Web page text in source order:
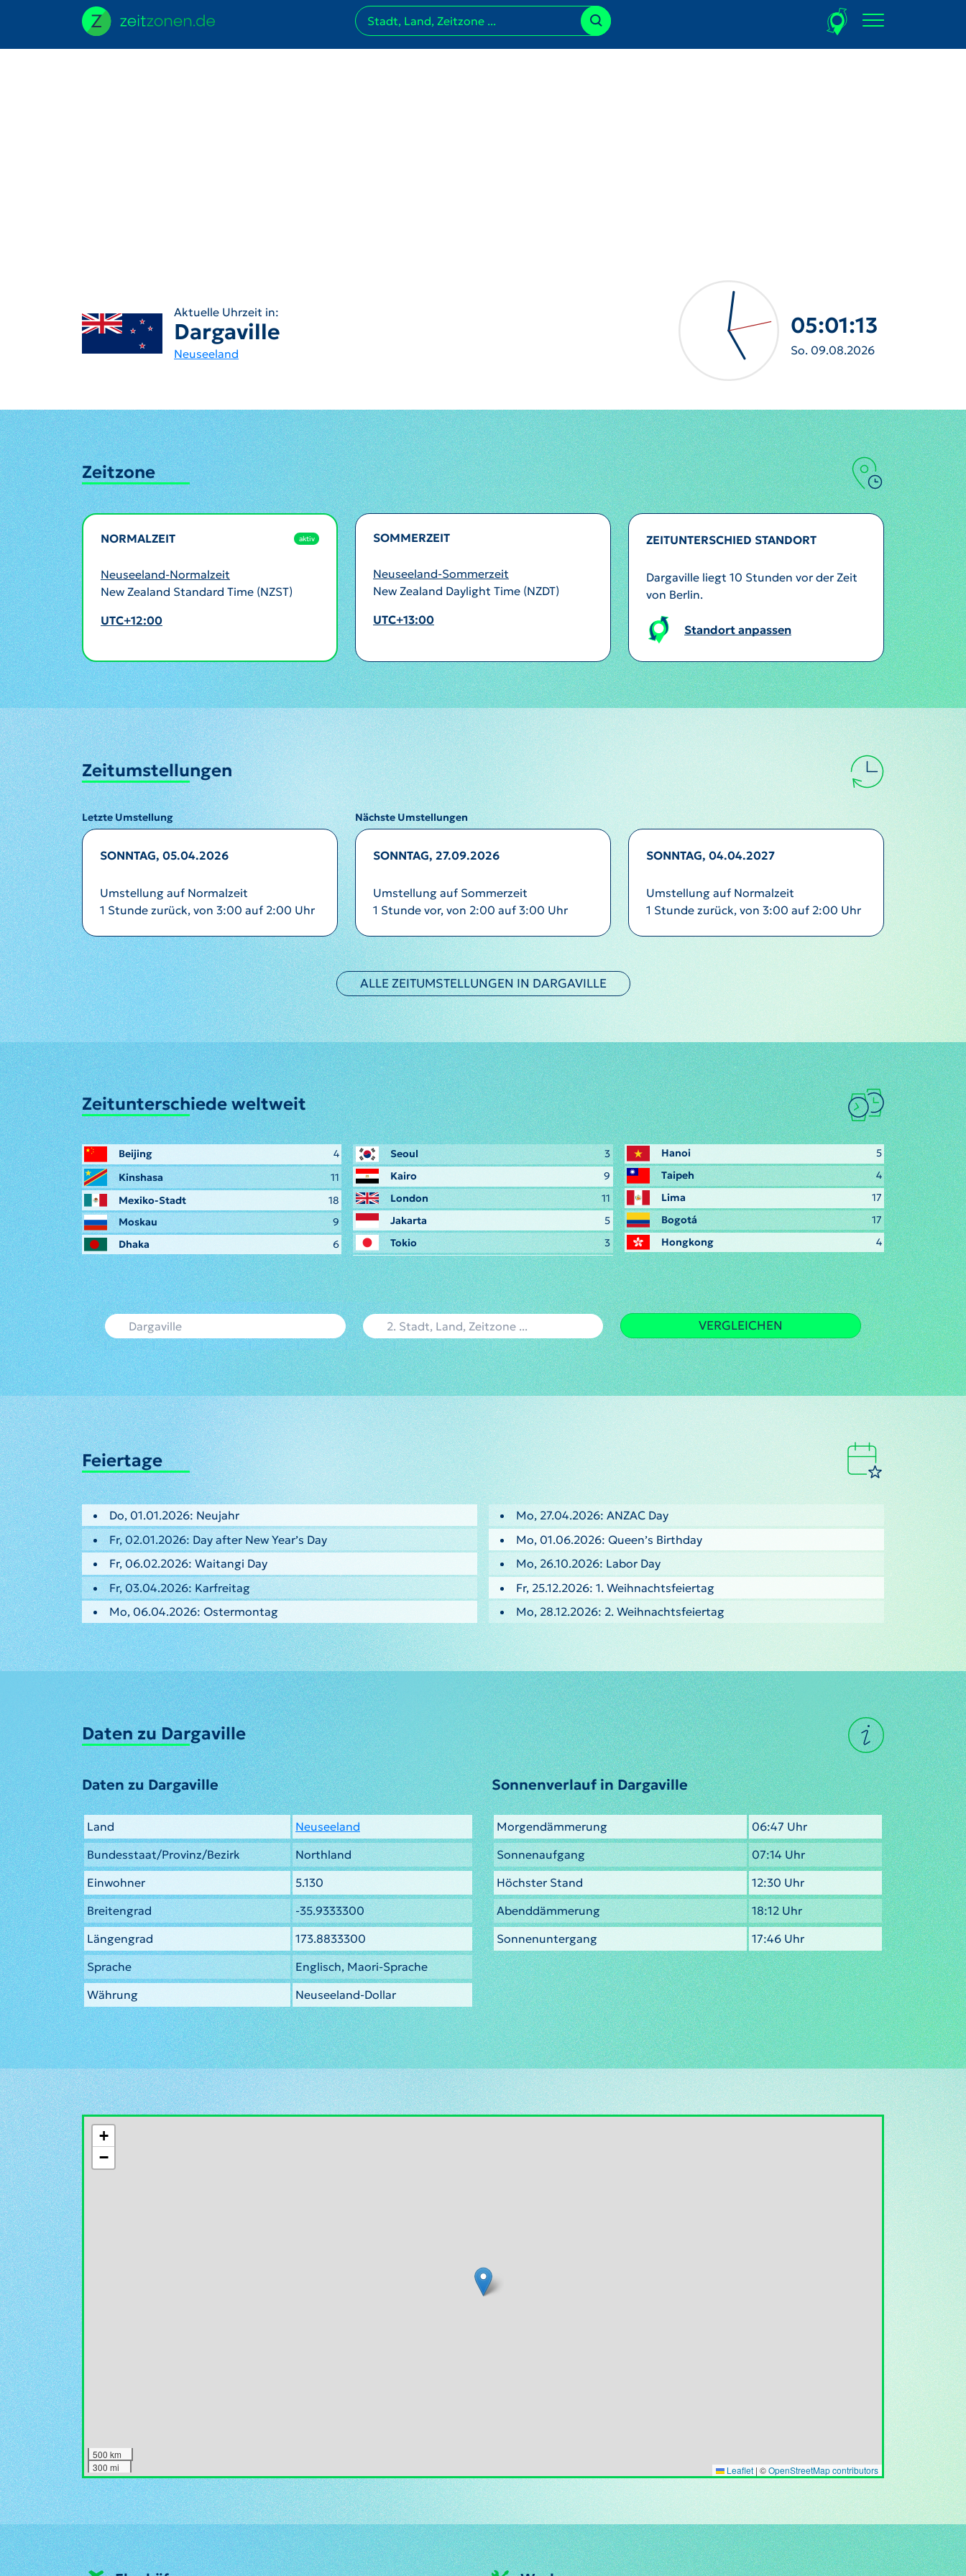
Aktuelle Uhrzeit in:
Dargaville
Neuseeland
05:01:16
So. 09.08.2026
Zeitzone
NORMALZEIT aktiv
Neuseeland-Normalzeit
New Zealand Standard Time (NZST)
UTC+12:00
SOMMERZEIT
Neuseeland-Sommerzeit
New Zealand Daylight Time (NZDT)
UTC+13:00
ZEITUNTERSCHIED STANDORT
Dargaville liegt 10 Stunden vor der Zeit
von Berlin.
Standort anpassen
Zeitumstellungen
Letzte Umstellung Nächste Umstellungen
SONNTAG, 05.04.2026
Umstellung auf Normalzeit
1 Stunde zurück, von 3:00 auf 2:00 Uhr
SONNTAG, 27.09.2026
Umstellung auf Sommerzeit
1 Stunde vor, von 2:00 auf 3:00 Uhr
SONNTAG, 04.04.2027
Umstellung auf Normalzeit
1 Stunde zurück, von 3:00 auf 2:00 Uhr
ALLE ZEITUMSTELLUNGEN IN DARGAVILLE
Zeitunterschiede weltweit
Beijing
4
Kinshasa
11
Mexiko-Stadt
18
Moskau
9
Dhaka
6
Seoul
3
Kairo
9
London
11
Jakarta
5
Tokio
3
Hanoi
5
Taipeh
4
Lima
17
Bogotá
17
Hongkong
4
VERGLEICHEN
Feiertage
Do, 01.01.2026: Neujahr
Fr, 02.01.2026: Day after New Year’s Day
Fr, 06.02.2026: Waitangi Day
Fr, 03.04.2026: Karfreitag
Mo, 06.04.2026: Ostermontag
Mo, 27.04.2026: ANZAC Day
Mo, 01.06.2026: Queen’s Birthday
Mo, 26.10.2026: Labor Day
Fr, 25.12.2026: 1. Weihnachtsfeiertag
Mo, 28.12.2026: 2. Weihnachtsfeiertag
Daten zu Dargaville
Daten zu Dargaville
Land
Neuseeland
Bundesstaat/Provinz/Bezirk
Northland
Einwohner
5.130
Breitengrad
-35.9333300
Längengrad
173.8833300
Sprache
Englisch, Maori-Sprache
Währung
Neuseeland-Dollar
Sonnenverlauf in Dargaville
Morgendämmerung
06:47 Uhr
Sonnenaufgang
07:14 Uhr
Höchster Stand
12:30 Uhr
Abenddämmerung
18:12 Uhr
Sonnenuntergang
17:46 Uhr
+
−
500 km
300 mi
Leaflet | ©OpenStreetMap contributors